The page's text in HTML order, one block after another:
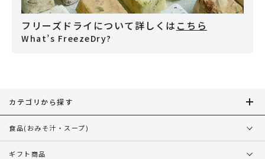
フリーズドライについて詳しくは こちら
What’s FreezeDry?
カテゴリから探す
食品(おみそ汁・スープ)
ギフト商品